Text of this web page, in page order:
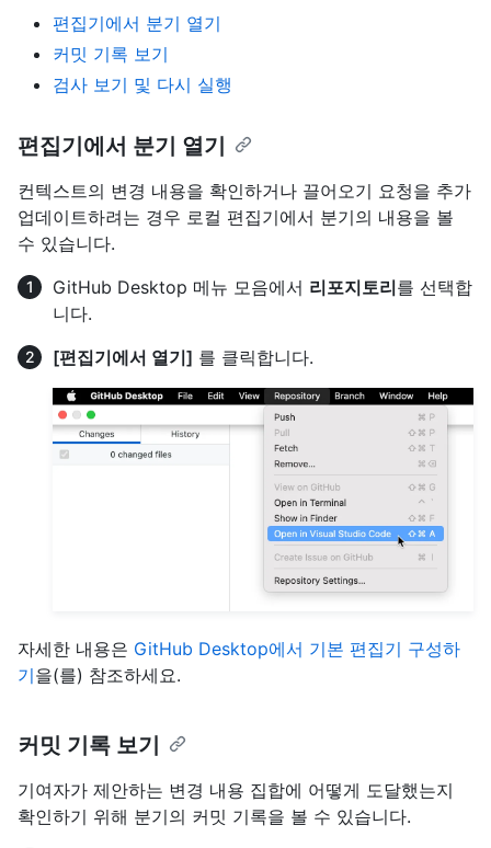
편집기에서 분기 열기
커밋 기록 보기
검사 보기 및 다시 실행
편집기에서 분기 열기
컨텍스트의 변경 내용을 확인하거나 끌어오기 요청을 추가
업데이트하려는 경우 로컬 편집기에서 분기의 내용을 볼
수 있습니다.
GitHub Desktop 메뉴 모음에서 리포지토리를 선택합
니다.
[편집기에서 열기] 를 클릭합니다.
자세한 내용은 GitHub Desktop에서 기본 편집기 구성하
기을(를) 참조하세요.
커밋 기록 보기
기여자가 제안하는 변경 내용 집합에 어떻게 도달했는지
확인하기 위해 분기의 커밋 기록을 볼 수 있습니다.